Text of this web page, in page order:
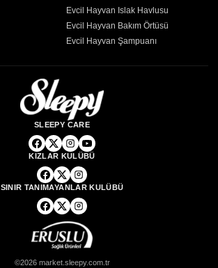
Evcil Hayvan Islak Havlusu
Evcil Hayvan Bakım Örtüsü
Evcil Hayvan Şampuanı
SLEEPY CARE
KIZLAR KULÜBÜ
SINIR TANIMAYANLAR KULÜBÜ
©2026 market.sleepy.com.tr